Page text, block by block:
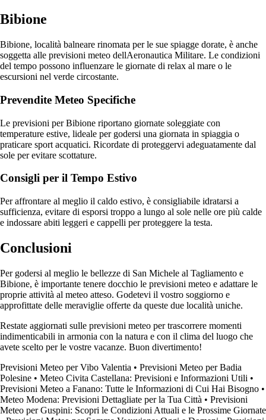
Bibione
Bibione, località balneare rinomata per le sue spiagge dorate, è anche
soggetta alle previsioni meteo dellAeronautica Militare. Le condizioni
del tempo possono influenzare le giornate di relax al mare o le
escursioni nel verde circostante.
Prevendite Meteo Specifiche
Le previsioni per Bibione riportano giornate soleggiate con
temperature estive, lideale per godersi una giornata in spiaggia o
praticare sport acquatici. Ricordate di proteggervi adeguatamente dal
sole per evitare scottature.
Consigli per il Tempo Estivo
Per affrontare al meglio il caldo estivo, è consigliabile idratarsi a
sufficienza, evitare di esporsi troppo a lungo al sole nelle ore più calde
e indossare abiti leggeri e cappelli per proteggere la testa.
Conclusioni
Per godersi al meglio le bellezze di San Michele al Tagliamento e
Bibione, è importante tenere docchio le previsioni meteo e adattare le
proprie attività al meteo atteso. Godetevi il vostro soggiorno e
approfittate delle meraviglie offerte da queste due località uniche.
Restate aggiornati sulle previsioni meteo per trascorrere momenti
indimenticabili in armonia con la natura e con il clima del luogo che
avete scelto per le vostre vacanze. Buon divertimento!
Previsioni Meteo per Vibo Valentia • Previsioni Meteo per Badia
Polesine • Meteo Civita Castellana: Previsioni e Informazioni Utili •
Previsioni Meteo a Fanano: Tutte le Informazioni di Cui Hai Bisogno •
Meteo Modena: Previsioni Dettagliate per la Tua Città • Previsioni
Meteo per Guspini: Scopri le Condizioni Attuali e le Prossime Giornate